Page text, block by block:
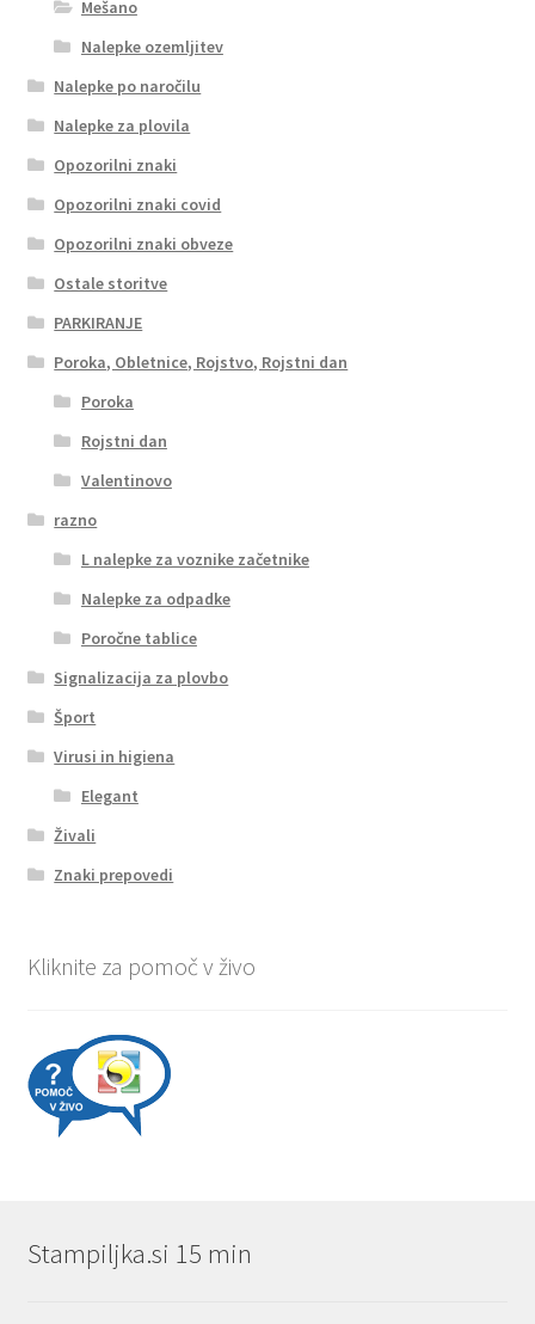
Mešano
Nalepke ozemljitev
Nalepke po naročilu
Nalepke za plovila
Opozorilni znaki
Opozorilni znaki covid
Opozorilni znaki obveze
Ostale storitve
PARKIRANJE
Poroka, Obletnice, Rojstvo, Rojstni dan
Poroka
Rojstni dan
Valentinovo
razno
L nalepke za voznike začetnike
Nalepke za odpadke
Poročne tablice
Signalizacija za plovbo
Šport
Virusi in higiena
Elegant
Živali
Znaki prepovedi
Kliknite za pomoč v živo
Stampiljka.si 15 min